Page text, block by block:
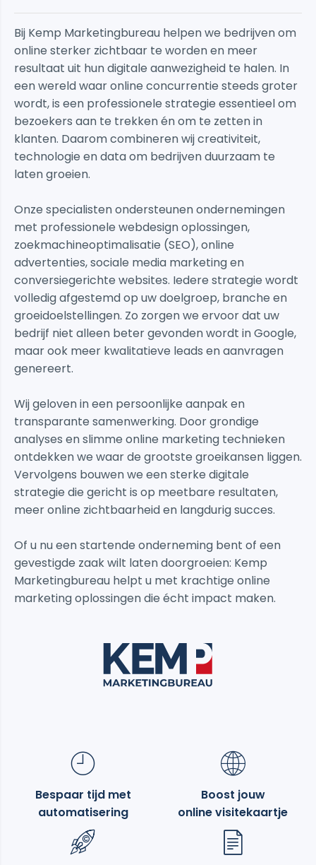
Bij Kemp Marketingbureau helpen we bedrijven om
online sterker zichtbaar te worden en meer
resultaat uit hun digitale aanwezigheid te halen. In
een wereld waar online concurrentie steeds groter
wordt, is een professionele strategie essentieel om
bezoekers aan te trekken én om te zetten in
klanten. Daarom combineren wij creativiteit,
technologie en data om bedrijven duurzaam te
laten groeien.
Onze specialisten ondersteunen ondernemingen
met professionele webdesign oplossingen,
zoekmachineoptimalisatie (SEO), online
advertenties, sociale media marketing en
conversiegerichte websites. Iedere strategie wordt
volledig afgestemd op uw doelgroep, branche en
groeidoelstellingen. Zo zorgen we ervoor dat uw
bedrijf niet alleen beter gevonden wordt in Google,
maar ook meer kwalitatieve leads en aanvragen
genereert.
Wij geloven in een persoonlijke aanpak en
transparante samenwerking. Door grondige
analyses en slimme online marketing technieken
ontdekken we waar de grootste groeikansen liggen.
Vervolgens bouwen we een sterke digitale
strategie die gericht is op meetbare resultaten,
meer online zichtbaarheid en langdurig succes.
Of u nu een startende onderneming bent of een
gevestigde zaak wilt laten doorgroeien: Kemp
Marketingbureau helpt u met krachtige online
marketing oplossingen die écht impact maken.
Bespaar tijd met
automatisering
Boost jouw
online visitekaartje